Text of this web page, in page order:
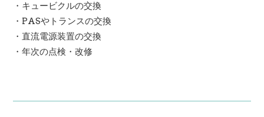
・キュービクルの交換
・PASやトランスの交換
・直流電源装置の交換
・年次の点検・改修